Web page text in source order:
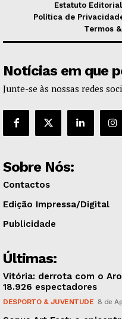
Estatuto Editorial
Política de
Termos
Notícias em que
Junte-se às nossas redes
Sobre Nós:
Contactos
Edição Impressa/Digital
Publicidade
Últimas:
Vitória: derrota com o
18.926 espectadores
DESPORTO & JUVENTUDE 8 de